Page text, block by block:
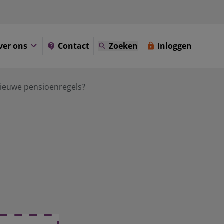
ons Contact Zoeken Inloggen
pensioenregels?